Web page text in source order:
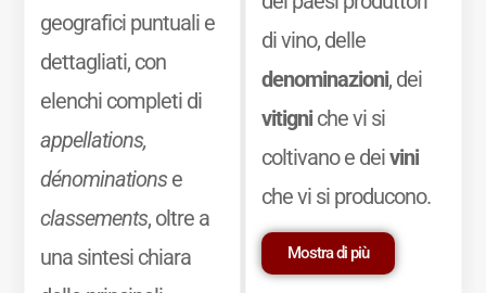
geografici puntuali e
dettagliati, con
elenchi completi di
appellations,
dénominationse
classements, oltre a
una sintesi chiara
di vino, delle
denominazioni, dei
vitigniche vi si
coltivano e deivini
che vi si producono.
Mostra di più